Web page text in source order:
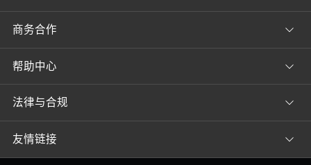
商务合作
帮助中心
法律与合规
友情链接